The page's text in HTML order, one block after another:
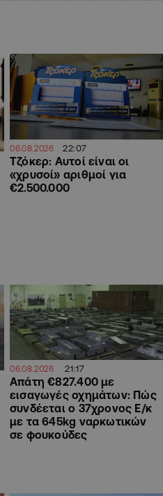
06.08.2026 22:07
Τζόκερ: Αυτοί είναι οι
«χρυσοί» αριθμοί για
€2.500.000
06.08.2026 21:17
Απάτη €827.400 με
εισαγωγές οχημάτων: Πώς
συνδέεται ο 37χρονος Ε/κ
με τα 645kg ναρκωτικών
σε φουκούδες